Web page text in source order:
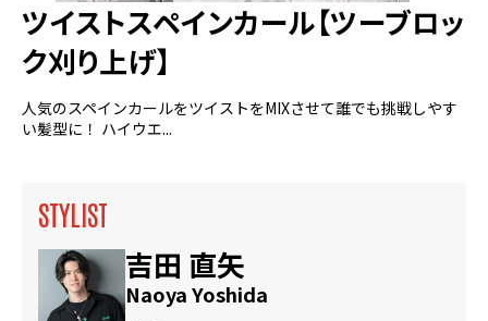
ツイストスペインカール【ツーブロッ
ク刈り上げ】
人気のスペインカールをツイストをMIXさせて誰でも挑戦しやす
い髪型に！ ハイウエ...
STYLIST
吉田 直矢
Naoya Yoshida